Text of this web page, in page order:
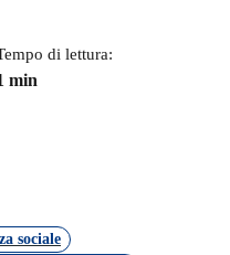
di lettura:
min
sociale